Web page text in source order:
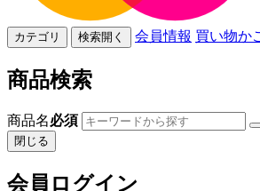
カテゴリ 検索開く 会員情報 買い物か
商品検索
商品名必須
閉じる
会員ログイン